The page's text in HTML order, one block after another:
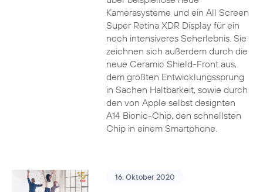
Kamerasysteme und ein All Screen
Super Retina XDR Display für ein
noch intensiveres Seherlebnis. Sie
zeichnen sich außerdem durch die
neue Ceramic Shield-Front aus,
dem größten Entwicklungssprung
in Sachen Haltbarkeit, sowie durch
den von Apple selbst designten
A14 Bionic-Chip, den schnellsten
Chip in einem Smartphone.
16. Oktober 2020